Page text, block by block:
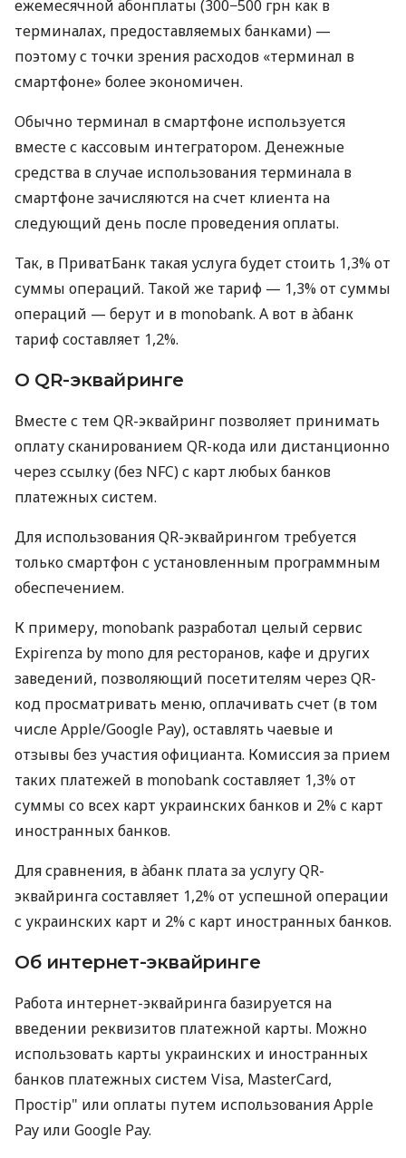
ежемесячной абонплаты (300−500 грн как в
терминалах, предоставляемых банками) —
поэтому с точки зрения расходов «терминал в
смартфоне» более экономичен.
Обычно терминал в смартфоне используется
вместе с кассовым интегратором. Денежные
средства в случае использования терминала в
смартфоне зачисляются на счет клиента на
следующий день после проведения оплаты.
Так, в ПриватБанк такая услуга будет стоить 1,3% от
суммы операций. Такой же тариф — 1,3% от суммы
операций — берут и в monobank. А вот в àбанк
тариф составляет 1,2%.
О QR-эквайринге
Вместе с тем QR-эквайринг позволяет принимать
оплату сканированием QR-кода или дистанционно
через ссылку (без NFC) с карт любых банков
платежных систем.
Для использования QR-эквайрингом требуется
только смартфон с установленным программным
обеспечением.
К примеру, monobank разработал целый сервис
Expirenza by mono для ресторанов, кафе и других
заведений, позволяющий посетителям через QR-
код просматривать меню, оплачивать счет (в том
числе Apple/Google Pay), оставлять чаевые и
отзывы без участия официанта. Комиссия за прием
таких платежей в monobank составляет 1,3% от
суммы со всех карт украинских банков и 2% с карт
иностранных банков.
Для сравнения, в àбанк плата за услугу QR-
эквайринга составляет 1,2% от успешной операции
с украинских карт и 2% с карт иностранных банков.
Об интернет-эквайринге
Работа интернет-эквайринга базируется на
введении реквизитов платежной карты. Можно
использовать карты украинских и иностранных
банков платежных систем Visa, MasterCard,
Простір" или оплаты путем использования Apple
Pay или Google Pay.